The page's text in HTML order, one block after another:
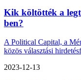
Kik költötték a
ben?
A Political Capital, a
közös választási
2023-12-13